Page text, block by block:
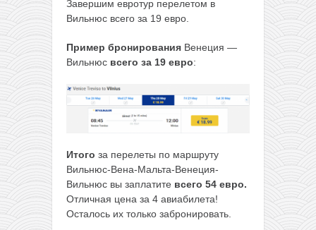
Завершим евротур перелетом в
Вильнюс всего за 19 евро.
Пример бронирования Венеция —
Вильнюс всего за 19 евро:
Итого за перелеты по маршруту
Вильнюс-Вена-Мальта-Венеция-
Вильнюс вы заплатите всего 54 евро.
Отличная цена за 4 авиабилета!
Осталось их только забронировать.